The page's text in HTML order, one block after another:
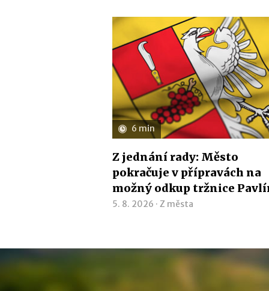
6 min
Z jednání rady: Město
pokračuje v přípravách na
možný odkup tržnice
5. 8. 2026 · Z města